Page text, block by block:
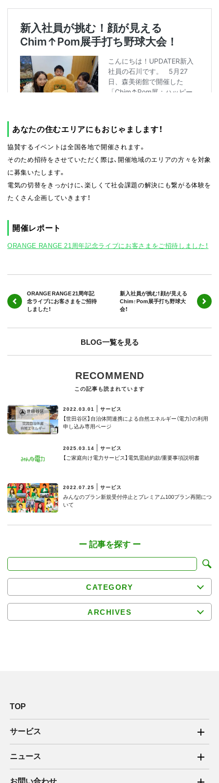
あなたの住むエリアにもおじゃまします！
協賛するイベントは全国各地で開催されます。
そのため招待をさせていただく際は、開催地域のエリアの方々を対象
に募集いたします。
電気の切替をきっかけに、楽しくて社会課題の解決にも繋がる体験を
たくさん企画していきます！
開催レポート
ORANGE RANGE 21周年記念ライブにお客さまをご招待しました！
ORANGE RANGE 21周年記
念ライブにお客さまをご招待
しました！
新入社員が挑む！顔が見える
Chim↑Pom展手打ち野球大
会！
BLOG一覧を見る
RECOMMEND
この記事も読まれています
2022.03.01 サービス
【世田谷区】⾃治体間連携による⾃然エネルギー（電⼒）の利⽤
申し込み専用ページ
2025.03.14 サービス
【ご家庭向け電力サービス】電気需給約款/重要事項説明書
2022.07.25 サービス
みんなのプラン新規受付停止とプレミアム100プラン再開につ
いて
CATEGORY
ARCHIVES
TOP
サービス
ご家庭向け電力サービス
法人向け脱炭素サービス
ニュース
2025年
お問い合わせ